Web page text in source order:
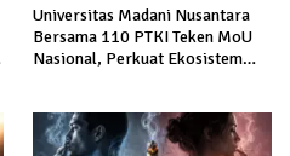
Universitas Madani Nusantara
Bersama 110 PTKI Teken MoU
Nasional, Perkuat Ekosistem